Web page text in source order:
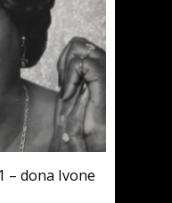
– dona Ivone